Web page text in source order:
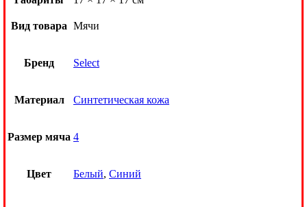
Вид товара Мячи
Бренд Select
Материал Синтетическая кожа
Размер мяча 4
Цвет Белый, Синий